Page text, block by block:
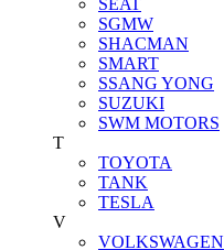
SGMW
SHACMAN
SMART
SSANG YONG
SUZUKI
SWM MOTORS
T
TOYOTA
TANK
TESLA
V
VOLKSWAGEN